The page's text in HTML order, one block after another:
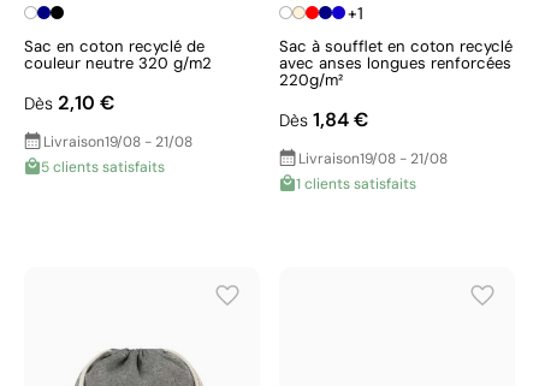
Sac en coton recyclé de
couleur neutre 320 g/m2
Dès 2,10 €
Livraison19/08 - 21/08
5 clients satisfaits
+1
Sac à soufflet en coton recyclé
avec anses longues renforcées
220g/m²
Dès 1,84 €
Livraison19/08 - 21/08
1 clients satisfaits